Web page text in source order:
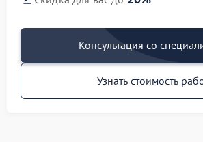
Консультация со
Узнать стоимость